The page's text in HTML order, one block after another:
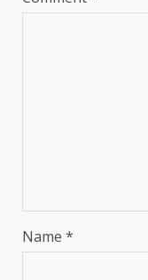
Name *